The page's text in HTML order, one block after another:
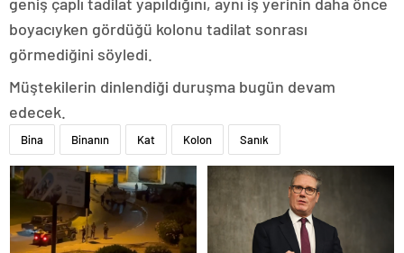
boyacıyken gördüğü kolonu tadilat sonrası
görmediğini söyledi.
Müştekilerin dinlendiği duruşma bugün devam
edecek.
Bina Binanın Kat Kolon Sanık